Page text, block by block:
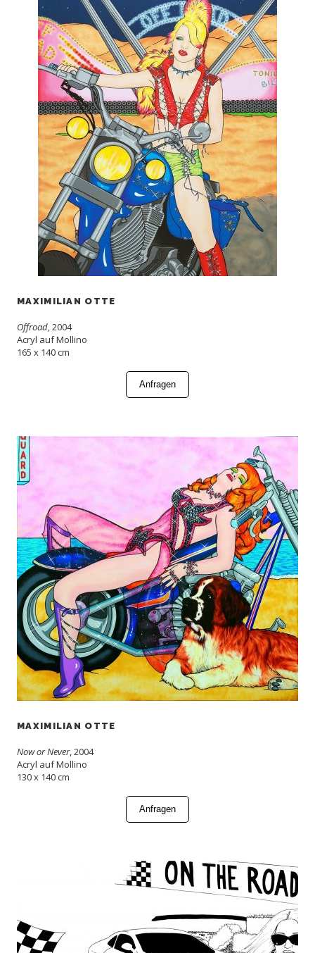
MAXIMILIAN OTTE
Offroad , 2004
Acryl auf Mollino
165 x 140 cm
Anfragen
MAXIMILIAN OTTE
Now or Never, 2004
Acryl auf Mollino
130 x 140 cm
Anfragen